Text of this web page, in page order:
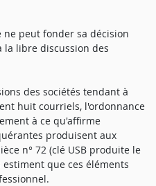
ne peut fonder sa décision
libre discussion des
des sociétés tendant à
huit courriels, l'ordonnance
à ce qu'affirme
produisent aux
n° 72 (clé USB produite le
que ces éléments